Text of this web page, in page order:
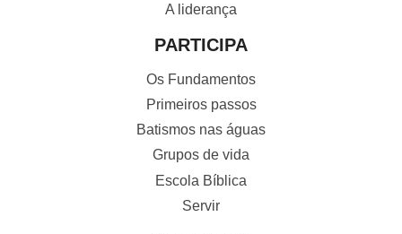
A liderança
PARTICIPA
Os Fundamentos
Primeiros passos
Batismos nas águas
Grupos de vida
Escola Bíblica
Servir